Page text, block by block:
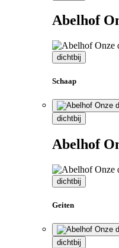
Abelhof
dichtbij
Schaap
dichtbij
Abelhof
dichtbij
Geiten
dichtbij